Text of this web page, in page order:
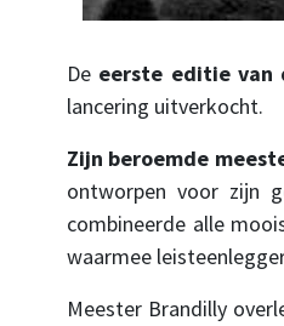
De eerste editie van
lancering uitverkocht.
Zijn beroemde
ontworpen voor zijn
combineerde alle
waarmee
Meester Brandilly